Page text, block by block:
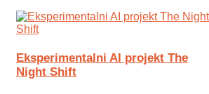
Eksperimentalni AI projekt The
Night Shift